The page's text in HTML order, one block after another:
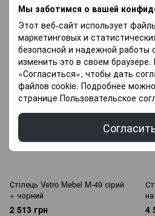
Мы заботимся о вашей
Этот веб-сайт использует
маркетинговых и
безопасной и надежной работы
изменить это в своем
«Согласиться», чтобы дать
файлов cookie. Подробнее
странице Пользовательское
Купить
Стілець Vetro Mebel M-49 сірий
+ чорний
2 513 грн 4